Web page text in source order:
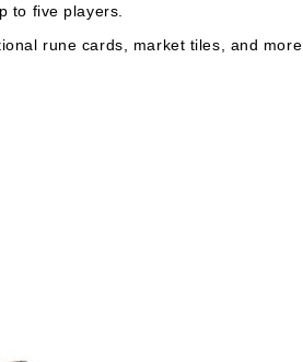
to five players.
rune cards, market tiles, and more.